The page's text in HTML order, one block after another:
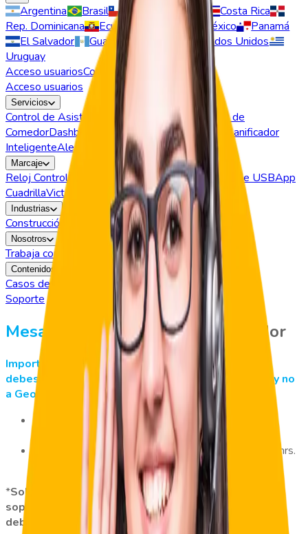
Argentina Brasil Chile Colombia
Costa Rica
Rep. Dominicana
Ecuador España México
Panamá
El Salvador
Guatemala
Estados Unidos
Uruguay
Acceso usuariosCotizar
Acceso usuarios
Servicios
Control de Asistencia Control de Acceso Control de
ComedorDashboard BI Permisos y Vacaciones
Planificador
InteligenteAlertas
Marcaje
Reloj ControlGeoVictoria Web Marcaje App Marcaje USBApp
CuadrillaVictorIA
Industrias
Construcción SeguridadRetailOutsourcing
Nosotros
Trabaja con Nosotros Quiénes somosPartners
Contenidos
Casos de Exito
Webinars
Soporte
Mesa de ayuda GeoVictoria Ecuador
Importante: Si eres un usuario y tienes problemas
debes contactar a tu administrador de tu empresa
y no
a Geovictoria.
Horario continuado a través de:
soporte@geovictoria.com
Horario de oficina: Lunes a viernes de 8:30 a 17:30 hrs.
+59324016159
*Solo los administradores de tu empresa tienen
soporte directo de Geovictoria y son ellos quienes
deben solucionar tus problemas.